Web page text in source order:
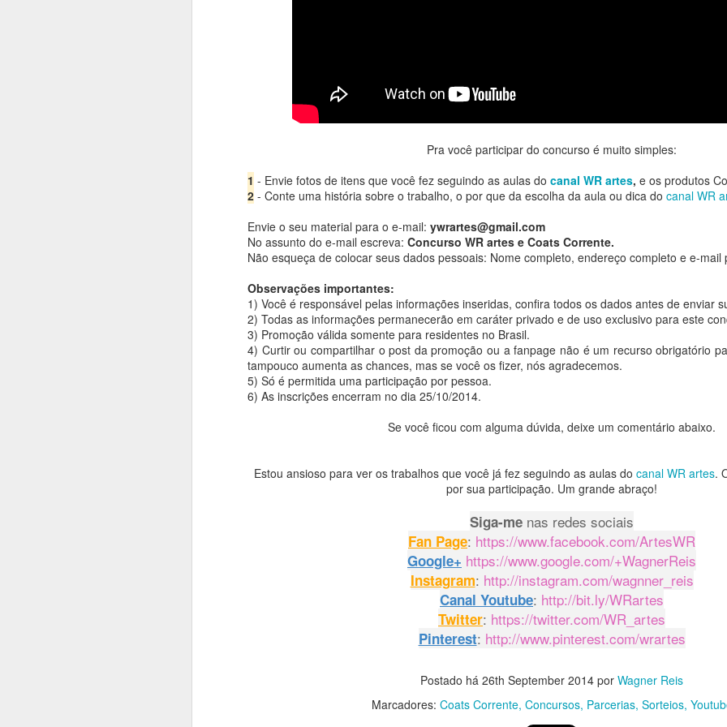
Pra você participar do concurso é muito simples:
1 - Envie fotos de itens que você fez seguindo as aulas do canal WR artes, e os produtos
2 - Conte uma história sobre o trabalho, o por que da escolha da aula ou dica do canal WR
Envie o seu material para o e-mail: ywrartes@gmail.com
No assunto do e-mail escreva: Concurso WR artes e Coats Corrente.
Não esqueça de colocar seus dados pessoais: Nome completo, endereço completo e e-mail
Observações importantes:
1) Você é responsável pelas informações inseridas, confira todos os dados antes de enviar
2) Todas as informações permanecerão em caráter privado e de uso exclusivo para este
3) Promoção válida somente para residentes no Brasil.
4) Curtir ou compartilhar o post da promoção ou a fanpage não é um recurso obrigatório
tampouco aumenta as chances, mas se você os fizer, nós agradecemos.
5) Só é permitida uma participação por pessoa.
6) As inscrições encerram no dia 25/10/2014.
Se você ficou com alguma dúvida, deixe um comentário abaixo.
Estou ansioso para ver os trabalhos que você já fez seguindo as aulas do canal WR artes.
por sua participação. Um grande abraço!
Siga-me nas redes sociais
Fan Page: https://www.facebook.com/ArtesWR
Google+ https://www.google.com/+WagnerReis
Instagram: http://instagram.com/wagnner_reis
Canal Youtube: http://bit.ly/WRartes
Twitter: https://twitter.com/WR_artes
Pinterest: http://www.pinterest.com/wrartes
Postado há 26th September 2014 por Wagner Reis
Marcadores: Coats Corrente Concursos Parcerias Sorteios
Se quiser baixar o arquivo em formato PDF, para que
consiga extrair a resolução máxima e ampliar o
quiser,CLIQUE AQUI
Obrigado por sua visita e um grande abraço! 👑
Canal Youtube:http://bit.ly/WRartes
Facebook:https://www.facebook.com/wagnerreisss
Postado há1st November 2023porWagner Reis
Marcadores:Faça Fácil Femininos Infantil
0 Adicionar um comentário
Gráfico Sapinho para ponto cruz
Olá pessoal! Como vocês estão?